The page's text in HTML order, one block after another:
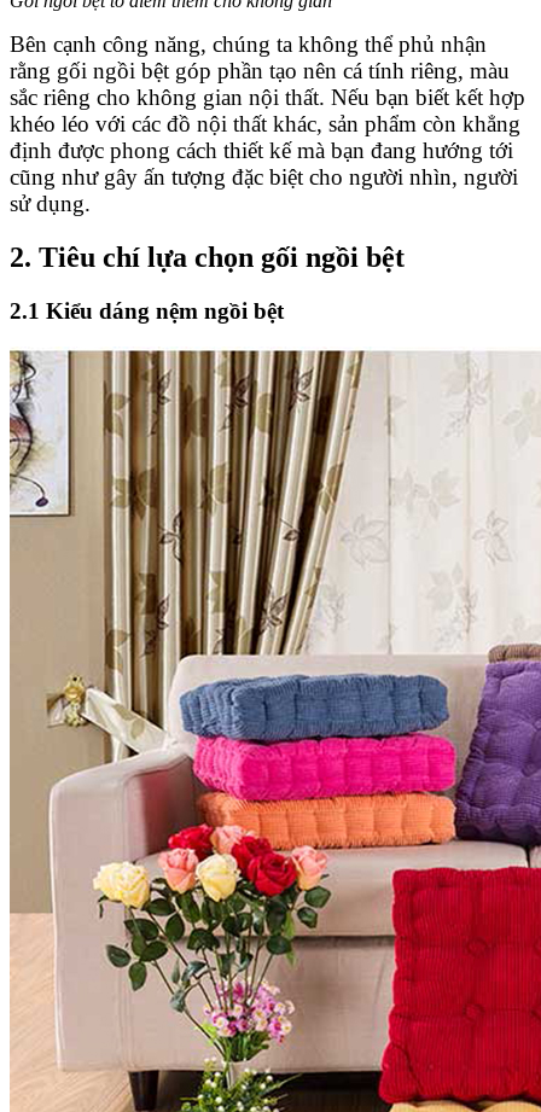
Bên cạnh công năng, chúng ta không thể phủ nhận
rằng gối ngồi bệt góp phần tạo nên cá tính riêng, màu
sắc riêng cho không gian nội thất. Nếu bạn biết kết hợp
khéo léo với các đồ nội thất khác, sản phẩm còn khẳng
định được phong cách thiết kế mà bạn đang hướng tới
cũng như gây ấn tượng đặc biệt cho người nhìn, người
sử dụng.
2. Tiêu chí lựa chọn gối ngồi bệt
2.1 Kiểu dáng nệm ngồi bệt